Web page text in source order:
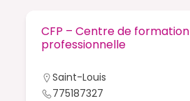
CFP – Centre de formation
professionnelle
Saint-Louis
775187327